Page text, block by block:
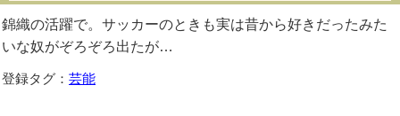
錦織の活躍で。サッカーのときも実は昔から好きだったみた
いな奴がぞろぞろ出たが…
登録タグ： 芸能